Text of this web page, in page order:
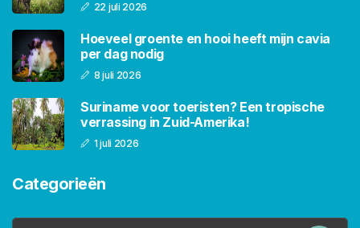
22 juli 2026
Hoeveel groente en hooi heeft mijn cavia
per dag nodig
8 juli 2026
Suriname voor toeristen? Een tropische
verrassing in Zuid-Amerika!
1 juli 2026
Categorieën